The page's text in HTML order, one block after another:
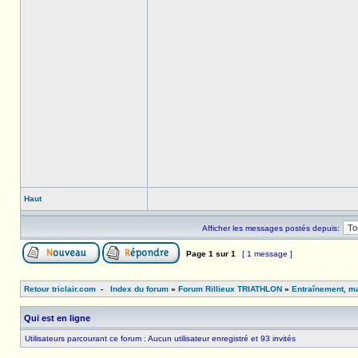
Haut
Afficher les messages postés depuis:
Page 1 sur 1 [ 1 message ]
Retour triclair.com - Index du forum » Forum Rillieux TRIATHLON » Entraînement,
Qui est en ligne
Utilisateurs parcourant ce forum : Aucun utilisateur enregistré et 93 invités